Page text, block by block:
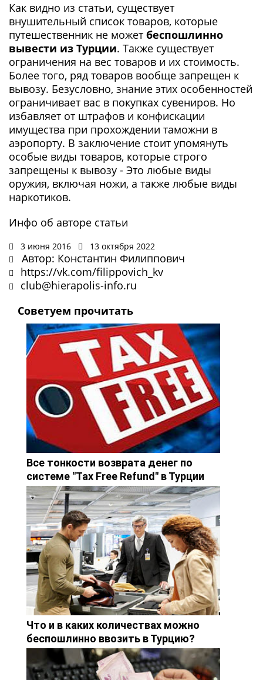
Как видно из статьи, существует
внушительный список товаров, которые
путешественник не может беспошлинно
вывести из Турции. Также существует
ограничения на вес товаров и их стоимость.
Более того, ряд товаров вообще запрещен к
вывозу. Безусловно, знание этих особенностей
ограничивает вас в покупках сувениров. Но
избавляет от штрафов и конфискации
имущества при прохождении таможни в
аэропорту. В заключение стоит упомянуть
особые виды товаров, которые строго
запрещены к вывозу - Это любые виды
оружия, включая ножи, а также любые виды
наркотиков.
Инфо об авторе статьи
3 июня 2016 13 октября 2022
Автор: Константин Филиппович
https://vk.com/filippovich_kv
club@hierapolis-info.ru
Советуем прочитать
Все тонкости возврата денег по
системе "Tax Free Refund" в Турции
Что и в каких количествах можно
беспошлинно ввозить в Турцию?